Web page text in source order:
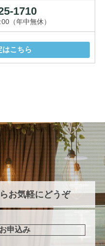
1710
（年中無休）
はこちら
お気軽にどうぞ
申込み